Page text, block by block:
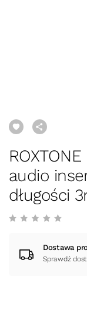
audio
długości
Dostawa
Sprawdź